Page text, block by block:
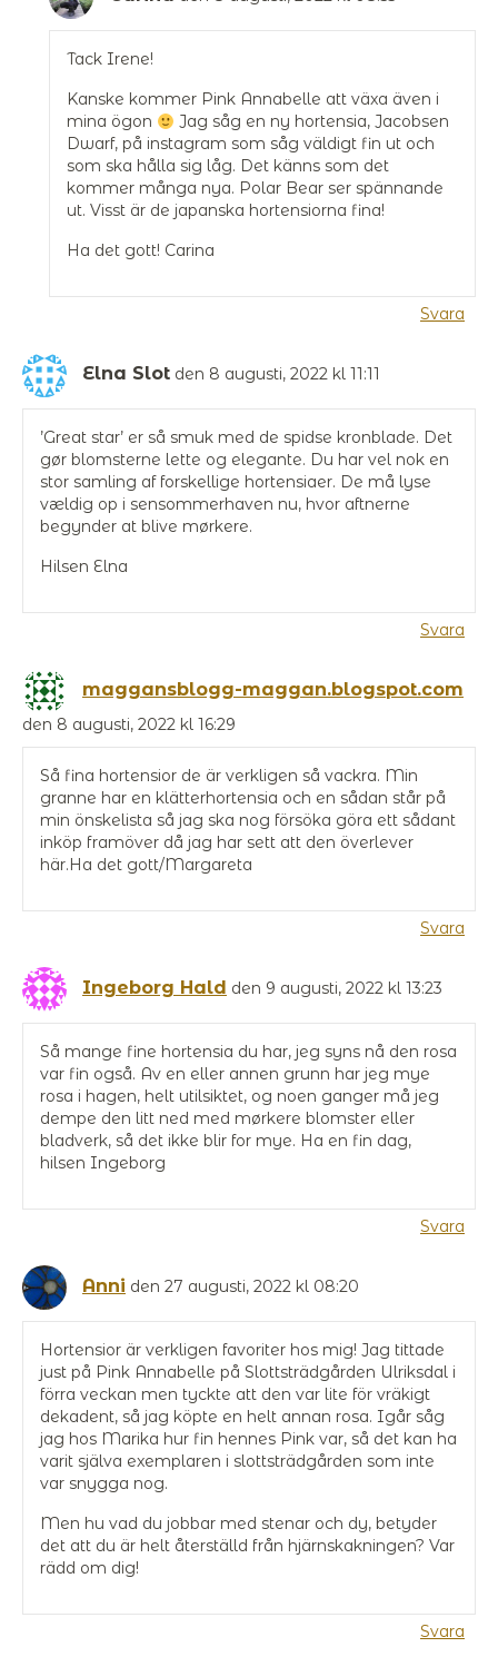
Tack Irene!
Kanske kommer Pink Annabelle att växa även i
mina ögon
Jag såg en ny hortensia, Jacobsen
Dwarf, på instagram som såg väldigt fin ut och
som ska hålla sig låg. Det känns som det
kommer många nya. Polar Bear ser spännande
ut. Visst är de japanska hortensiorna fina!
Ha det gott! Carina
Svara
Elna Slot den 8 augusti, 2022 kl 11:11
’Great star’ er så smuk med de spidse kronblade. Det
gør blomsterne lette og elegante. Du har vel nok en
stor samling af forskellige hortensiaer. De må lyse
vældig op i sensommerhaven nu, hvor aftnerne
begynder at blive mørkere.
Hilsen Elna
Svara
maggansblogg-maggan.blogspot.com
den 8 augusti, 2022 kl 16:29
Så fina hortensior de är verkligen så vackra. Min
granne har en klätterhortensia och en sådan står på
min önskelista så jag ska nog försöka göra ett sådant
inköp framöver då jag har sett att den överlever
här.Ha det gott/Margareta
Svara
Ingeborg Hald den 9 augusti, 2022 kl 13:23
Så mange fine hortensia du har, jeg syns nå den rosa
var fin også. Av en eller annen grunn har jeg mye
rosa i hagen, helt utilsiktet, og noen ganger må jeg
dempe den litt ned med mørkere blomster eller
bladverk, så det ikke blir for mye. Ha en fin dag,
hilsen Ingeborg
Svara
Anni den 27 augusti, 2022 kl 08:20
Hortensior är verkligen favoriter hos mig! Jag tittade
just på Pink Annabelle på Slottsträdgården Ulriksdal i
förra veckan men tyckte att den var lite för vräkigt
dekadent, så jag köpte en helt annan rosa. Igår såg
jag hos Marika hur fin hennes Pink var, så det kan ha
varit själva exemplaren i slottsträdgården som inte
var snygga nog.
Men hu vad du jobbar med stenar och dy, betyder
det att du är helt återställd från hjärnskakningen? Var
rädd om dig!
Svara